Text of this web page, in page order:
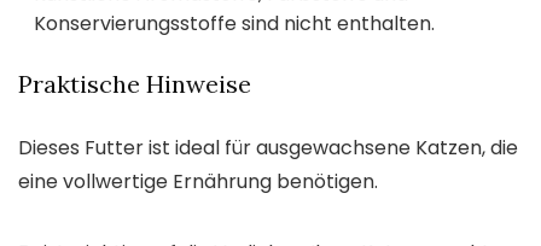
Konservierungsstoffe sind nicht enthalten.
Praktische Hinweise
Dieses Futter ist ideal für ausgewachsene Katzen, die
eine vollwertige Ernährung benötigen.